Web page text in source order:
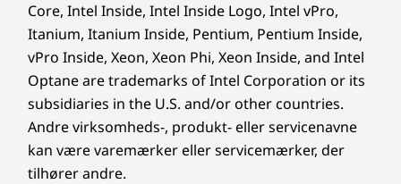
Core, Intel Inside, Intel Inside Logo, Intel vPro,
Itanium, Itanium Inside, Pentium, Pentium Inside,
vPro Inside, Xeon, Xeon Phi, Xeon Inside, and Intel
Optane are trademarks of Intel Corporation or its
subsidiaries in the U.S. and/or other countries.
Andre virksomheds-, produkt- eller servicenavne
kan være varemærker eller servicemærker, der
tilhører andre.